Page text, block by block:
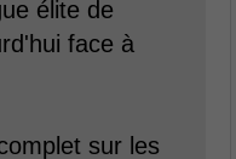
élite de
face à
sur les